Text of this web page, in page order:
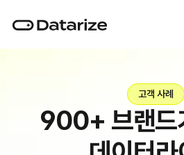
고객 사례
900+ 브랜드